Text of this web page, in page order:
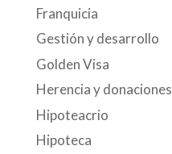
Franquicia
Gestión y desarrollo
Golden Visa
Herencia y donaciones
Hipoteacrio
Hipoteca